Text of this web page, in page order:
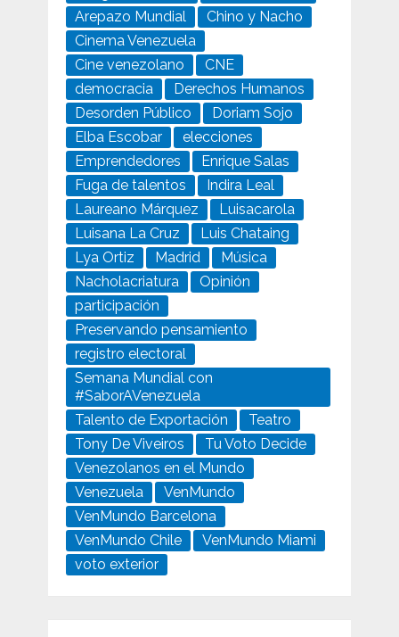
Arepazo Mundial
Chino y Nacho
Cinema Venezuela
Cine venezolano
CNE
democracia
Derechos Humanos
Desorden Público
Doriam Sojo
Elba Escobar
elecciones
Emprendedores
Enrique Salas
Fuga de talentos
Indira Leal
Laureano Márquez
Luisacarola
Luisana La Cruz
Luis Chataing
Lya Ortiz
Madrid
Música
Nacholacriatura
Opinión
participación
Preservando pensamiento
registro electoral
Semana Mundial con
#SaborAVenezuela
Talento de Exportación
Teatro
Tony De Viveiros
Tu Voto Decide
Venezolanos en el Mundo
Venezuela
VenMundo
VenMundo Barcelona
VenMundo Chile
VenMundo Miami
voto exterior